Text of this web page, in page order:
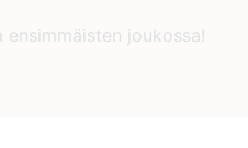
joukossa!